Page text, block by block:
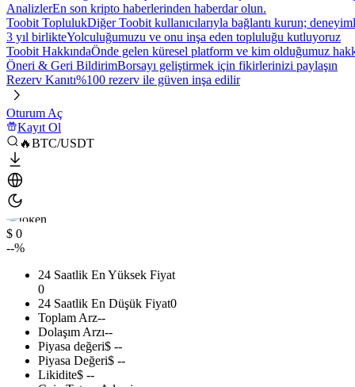
AnalizlerEn son kripto haberlerinden haberdar olun.
Toobit ToplulukDiğer Toobit kullanıcılarıyla bağlantı kurun;
3 yıl birlikteYolculuğumuzu ve onu inşa eden topluluğu kutluyoruz
Toobit HakkındaÖnde gelen küresel platform ve kim olduğumuz
Öneri & Geri BildirimBorsayı geliştirmek için fikirlerinizi paylaşın
Rezerv Kanıtı%100 rezerv ile güven inşa edilir
Oturum Aç
Kayıt Ol
🔥BTC/USDT
$ 0
--%
24 Saatlik En Yüksek Fiyat
0
24 Saatlik En Düşük Fiyat0
Toplam Arz--
Dolaşım Arzı--
Piyasa değeri$ --
Piyasa Değeri$ --
Likidite$ --